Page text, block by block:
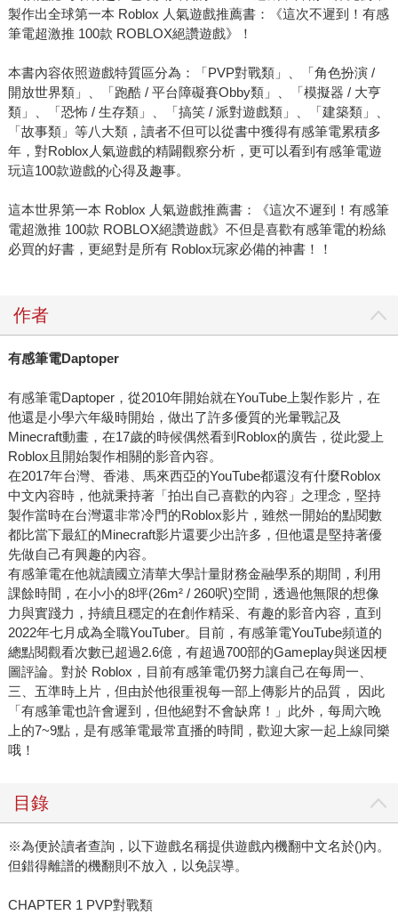
製作出全球第一本 Roblox 人氣遊戲推薦書：《這次不遲到！有感
筆電超激推 100款 ROBLOX絕讚遊戲》！
本書內容依照遊戲特質區分為：「PVP對戰類」、「角色扮演 /
開放世界類」、「跑酷 / 平台障礙賽Obby類」、「模擬器 / 大亨
類」、「恐怖 / 生存類」、「搞笑 / 派對遊戲類」、「建築類」、
「故事類」等八大類，讀者不但可以從書中獲得有感筆電累積多
年，對Roblox人氣遊戲的精闢觀察分析，更可以看到有感筆電遊
玩這100款遊戲的心得及趣事。
這本世界第一本 Roblox 人氣遊戲推薦書：《這次不遲到！有感筆
電超激推 100款 ROBLOX絕讚遊戲》不但是喜歡有感筆電的粉絲
必買的好書，更絕對是所有 Roblox玩家必備的神書！！
作者
有感筆電Daptoper
有感筆電Daptoper，從2010年開始就在YouTube上製作影片，在
他還是小學六年級時開始，做出了許多優質的光暈戰記及
Minecraft動畫，在17歲的時候偶然看到Roblox的廣告，從此愛上
Roblox且開始製作相關的影音內容。
在2017年台灣、香港、馬來西亞的YouTube都還沒有什麼Roblox
中文內容時，他就秉持著「拍出自己喜歡的內容」之理念，堅持
製作當時在台灣還非常冷門的Roblox影片，雖然一開始的點閱數
都比當下最紅的Minecraft影片還要少出許多，但他還是堅持著優
先做自己有興趣的內容。
有感筆電在他就讀國立清華大學計量財務金融學系的期間，利用
課餘時間，在小小的8坪(26m² / 260呎)空間，透過他無限的想像
力與實踐力，持續且穩定的在創作精采、有趣的影音內容，直到
2022年七月成為全職YouTuber。目前，有感筆電YouTube頻道的
總點閱觀看次數已超過2.6億，有超過700部的Gameplay與迷因梗
圖評論。對於 Roblox，目前有感筆電仍努力讓自己在每周一、
三、五準時上片，但由於他很重視每一部上傳影片的品質， 因此
「有感筆電也許會遲到，但他絕對不會缺席！」此外，每周六晚
上的7~9點，是有感筆電最常直播的時間，歡迎大家一起上線同樂
哦！
目錄
※為便於讀者查詢，以下遊戲名稱提供遊戲內機翻中文名於()內。
但錯得離譜的機翻則不放入，以免誤導。
CHAPTER 1 PVP對戰類